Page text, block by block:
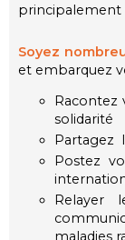
principalement
Soyez
et embarquez
Racontez
solidarité
Partagez
Postez
Relayer
maladies